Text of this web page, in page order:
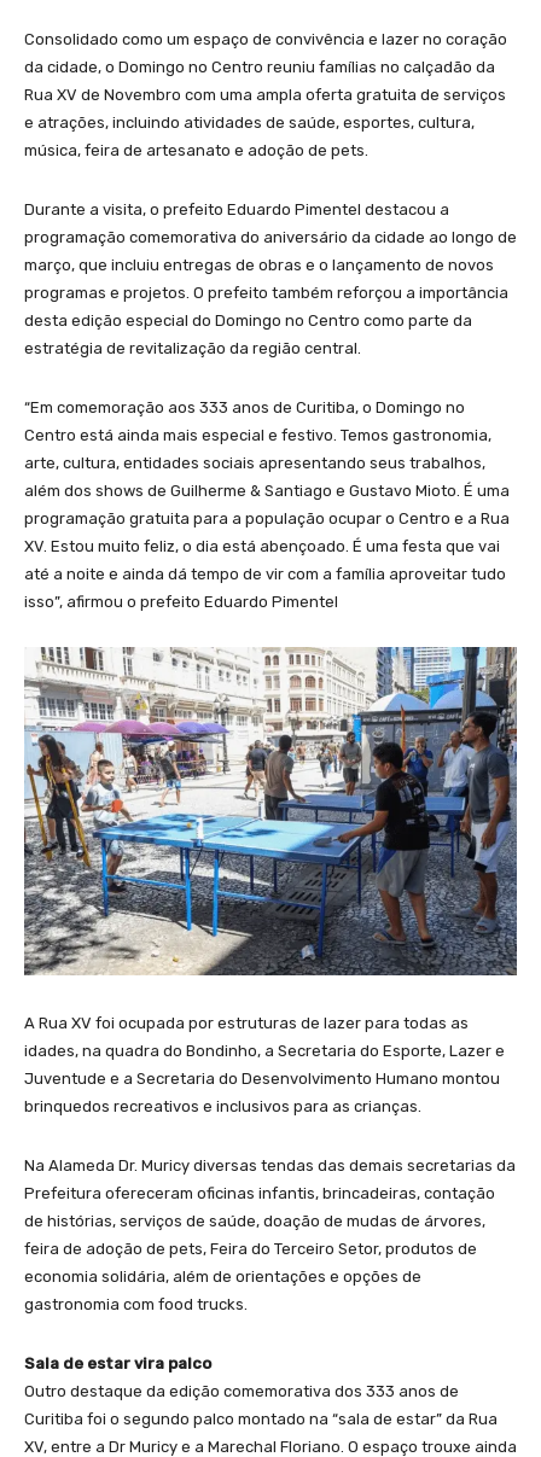
Consolidado como um espaço de convivência e lazer no coração
da cidade, o Domingo no Centro reuniu famílias no calçadão da
Rua XV de Novembro com uma ampla oferta gratuita de serviços
e atrações, incluindo atividades de saúde, esportes, cultura,
música, feira de artesanato e adoção de pets.
Durante a visita, o prefeito Eduardo Pimentel destacou a
programação comemorativa do aniversário da cidade ao longo de
março, que incluiu entregas de obras e o lançamento de novos
programas e projetos. O prefeito também reforçou a importância
desta edição especial do Domingo no Centro como parte da
estratégia de revitalização da região central.
“Em comemoração aos 333 anos de Curitiba, o Domingo no
Centro está ainda mais especial e festivo. Temos gastronomia,
arte, cultura, entidades sociais apresentando seus trabalhos,
além dos shows de Guilherme & Santiago e Gustavo Mioto. É uma
programação gratuita para a população ocupar o Centro e a Rua
XV. Estou muito feliz, o dia está abençoado. É uma festa que vai
até a noite e ainda dá tempo de vir com a família aproveitar tudo
isso”, afirmou o prefeito Eduardo Pimentel
A Rua XV foi ocupada por estruturas de lazer para todas as
idades, na quadra do Bondinho, a Secretaria do Esporte, Lazer e
Juventude e a Secretaria do Desenvolvimento Humano montou
brinquedos recreativos e inclusivos para as crianças.
Na Alameda Dr. Muricy diversas tendas das demais secretarias da
Prefeitura ofereceram oficinas infantis, brincadeiras, contação
de histórias, serviços de saúde, doação de mudas de árvores,
feira de adoção de pets, Feira do Terceiro Setor, produtos de
economia solidária, além de orientações e opções de
gastronomia com food trucks.
Sala de estar vira palco
Outro destaque da edição comemorativa dos 333 anos de
Curitiba foi o segundo palco montado na “sala de estar” da Rua
XV, entre a Dr Muricy e a Marechal Floriano. O espaço trouxe ainda